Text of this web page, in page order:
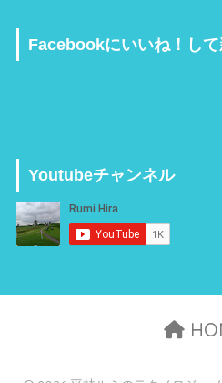
Facebookにいいね！し
Youtubeチャンネル